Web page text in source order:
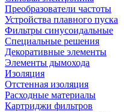
Преобразователи частоты
Устройства плавного пуска
Фильтры синусоидальные
Специальные решения
Декоративные элементы
Элементы дымохода
Изоляция
Отстенная изоляция
Расходные материалы
Картриджи фильтров